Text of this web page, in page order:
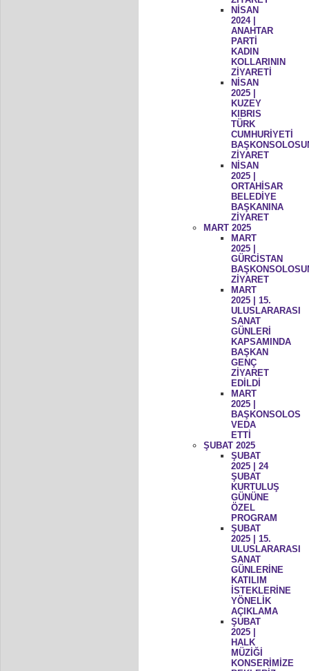
NİSAN
2024 |
ANAHTAR
PARTİ
KADIN
KOLLARININ
ZİYARETİ
NİSAN
2025 |
KUZEY
KIBRIS
TÜRK
CUMHURİYETİ
ZİYARET
NİSAN
2025 |
ORTAHİSAR
BELEDİYE
BAŞKANINA
ZİYARET
MART 2025
MART
2025 |
GÜRCİSTAN
ZİYARET
MART
2025 | 15.
ULUSLARARASI
SANAT
GÜNLERİ
KAPSAMINDA
BAŞKAN
GENÇ
ZİYARET
EDİLDİ
MART
2025 |
BAŞKONSOLOS
VEDA
ETTİ
ŞUBAT 2025
ŞUBAT
2025 | 24
ŞUBAT
KURTULUŞ
GÜNÜNE
ÖZEL
PROGRAM
ŞUBAT
2025 | 15.
ULUSLARARASI
SANAT
GÜNLERİNE
KATILIM
İSTEKLERİNE
YÖNELİK
AÇIKLAMA
ŞUBAT
2025 |
HALK
MÜZİĞİ
KONSERİMİZE